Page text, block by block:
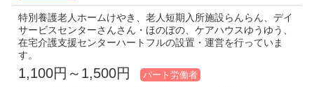
特別養護老人ホームけやき、老人短期入所施設らんらん、デイ
サービスセンターさんさん・ほのぼの、ケアハウスゆうゆう、
在宅介護支援センターハートフルの設置・運営を行っていま
す。
1,100円～1,500円 パート労働者